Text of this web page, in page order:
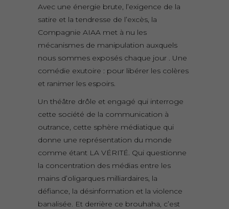
Avec une énergie brute, l’exigence de la
satire et la tendresse de l’excès, la
Compagnie AIAA met à nu les
mécanismes de manipulation auxquels
nous sommes exposés chaque jour . Une
comédie exutoire : pour libérer les colères
et ranimer les espoirs.
Un théâtre drôle et engagé qui interroge
cette société de la communication à
outrance, cette sphère médiatique qui
donne une représentation du monde
comme étant LA VÉRITÉ. Qui questionne
la concentration des médias entre les
mains d’oligarques milliardaires, la
défiance, la désinformation et la violence
banalisée. Et derrière ce brouhaha, c’est